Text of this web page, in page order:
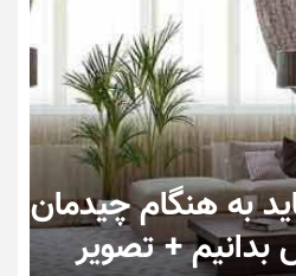
به هنگام چیدمان
+ تصویر